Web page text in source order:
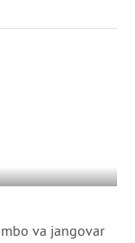
va jangovar